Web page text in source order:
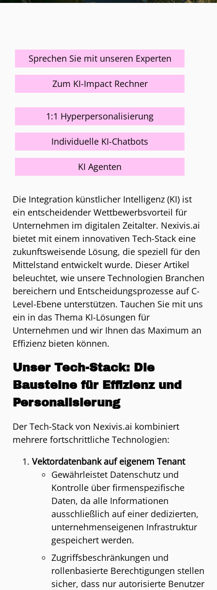
Sprechen Sie mit unseren Experten
Zum KI-Impact Rechner
1:1 Hyperpersonalisierung
Individuelle KI-Chatbots
KI Agenten
Die Integration künstlicher Intelligenz (KI) ist
ein entscheidender Wettbewerbsvorteil für
Unternehmen im digitalen Zeitalter. Nexivis.ai
bietet mit einem innovativen Tech-Stack eine
zukunftsweisende Lösung, die speziell für den
Mittelstand entwickelt wurde. Dieser Artikel
beleuchtet, wie unsere Technologien Branchen
bereichern und Entscheidungsprozesse auf C-
Level-Ebene unterstützen. Tauchen Sie mit uns
ein in das Thema KI-Lösungen für
Unternehmen und wir Ihnen das Maximum an
Effizienz bieten können.
Unser Tech-Stack: Die
Bausteine für Effizienz und
Personalisierung
Der Tech-Stack von Nexivis.ai kombiniert
mehrere fortschrittliche Technologien:
Vektordatenbank auf eigenem Tenant
Gewährleistet Datenschutz und
Kontrolle über firmenspezifische
Daten, da alle Informationen
ausschließlich auf einer dedizierten,
unternehmenseigenen Infrastruktur
gespeichert werden.
Zugriffsbeschränkungen und
rollenbasierte Berechtigungen stellen
sicher, dass nur autorisierte Benutzer